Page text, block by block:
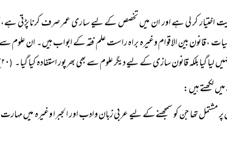
اختیار کر لی ہے اور ان میں تخصص کے لیے ساری عمر صرف کرنا پڑتی
،قانون بین الاقوام وغیرہ براہ راست علم فقہ کے ابواب ہیں۔ ان علوم
بلکہ قانون سازی کے لیے دیگر علوم سے بھی بھر پور استفادہ کیا گیا۔ (۲۰)
میں لکھتے ہیں:
پر مشتمل تھا جن کو سمجھنے کے لیے عربی زبان وادب اور الجبرا وغیرہ میں